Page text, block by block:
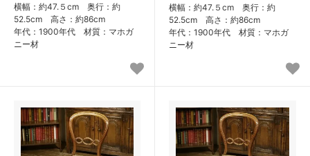
横幅：約47.５cm 奥行：約
52.5cm 高さ：約86cm
年代：1900年代 材質：マホガ
ニー材
横幅：約47.５cm 奥行：約
52.5cm 高さ：約86cm
年代：1900年代 材質：マホガ
ニー材